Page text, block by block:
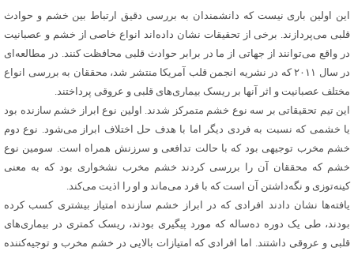
این اولین باری نیست که دانشمندان به بررسی دقیق ارتباط بین خشم و حوادث
قلبی می‌پردازند. برخی از تحقیقات نشان داده‌اند انواع خاصی از خشم و عصبانیت
در واقع می‌توانند از جهاتی از ما در برابر حوادث قلبی محافظت کنند. در مطالعه‌ای
در سال ۲۰۱۱ که در نشریه انجمن قلب آمریکا منتشر شد، محققان به بررسی انواع
مختلف عصبانیت و اثر آنها بر ریسک بیماری‌های قلبی و عروقی پرداختند.
این تیم تحقیقاتی بر سه نوع خشم متمرکز شدند. اولین نوع ابراز خشم سازنده بود
یا خشمی که نسبت به فردی دیگر اما با هدف حل اختلاف ابراز می‌شود. نوع دوم
خشم مخرب توجیهی بود که با حالت تدافعی و سرزنش همراه است. سومین نوع
خشم که محققان آن را بررسی کردند خشم مخرب نشخواری بود که به معنی
کینه‌توزی و نگه‌داشتن آن است که با فرد می‌ماند و او را اذیت می‌کند.
یافته‌ها نشان دادند افرادی که در ابراز خشم سازنده امتیاز بیشتری کسب کرده
بودند، طی یک دوره ده‌ساله که مورد پیگیری بودند، ریسک کمتری در بیماری‌های
قلبی و عروقی داشتند. اما افرادی که امتیازات بالایی در خشم مخرب و توجیه‌کننده